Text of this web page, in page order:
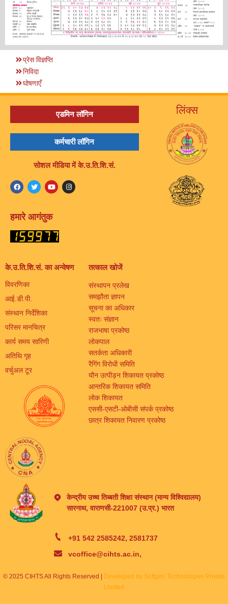
प्रेस विज्ञप्ति
निविदा
घोषणाएँ
एडमिन लॉगिन
कर्मचारी लॉगिन
सोशल मीडिया में के.उ.ति.शि.सं.
हमारे आगंतुक
लिंक्स
के.उ.ति.शि.सं. का अन्वेषण
विवरणिका
आई.डी.पी.
संस्थान निर्देशिका
परिसर मानचित्र
कार्य समय सारिणी
अतिथि गृह
वर्चुअल टूर
तत्काल खोजें
संस्थापन प्रलेख
समझौता ज्ञापन
सूचना का अधिकार
स्वतः संज्ञान
राजभाषा प्रकोष्ठ
लोकपाल
सतर्कता अधिकारी
रैगिंग विरोधी समिति
यौन उत्पीड़न शिकायत प्रकोष्ठ
आन्तरिक शिकायत समिति
लोक शिकायत
एससी-एसटी-ओबीसी संपर्क प्रकोष्ठ
छात्र शिकायत निवारण प्रकोष्ठ
केन्द्रीय उच्च तिब्बती शिक्षा संस्थान (मान्य विश्विद्यालय)
सारनाथ, वाराणसी-221007 (उ.प्र.) भारत
+91 542 2585242, 2581737
vcoffice@cihts.ac.in,
© 2025 CIHTS All Rights Reserved |
Developed by Softgen Technologies Private
Limited